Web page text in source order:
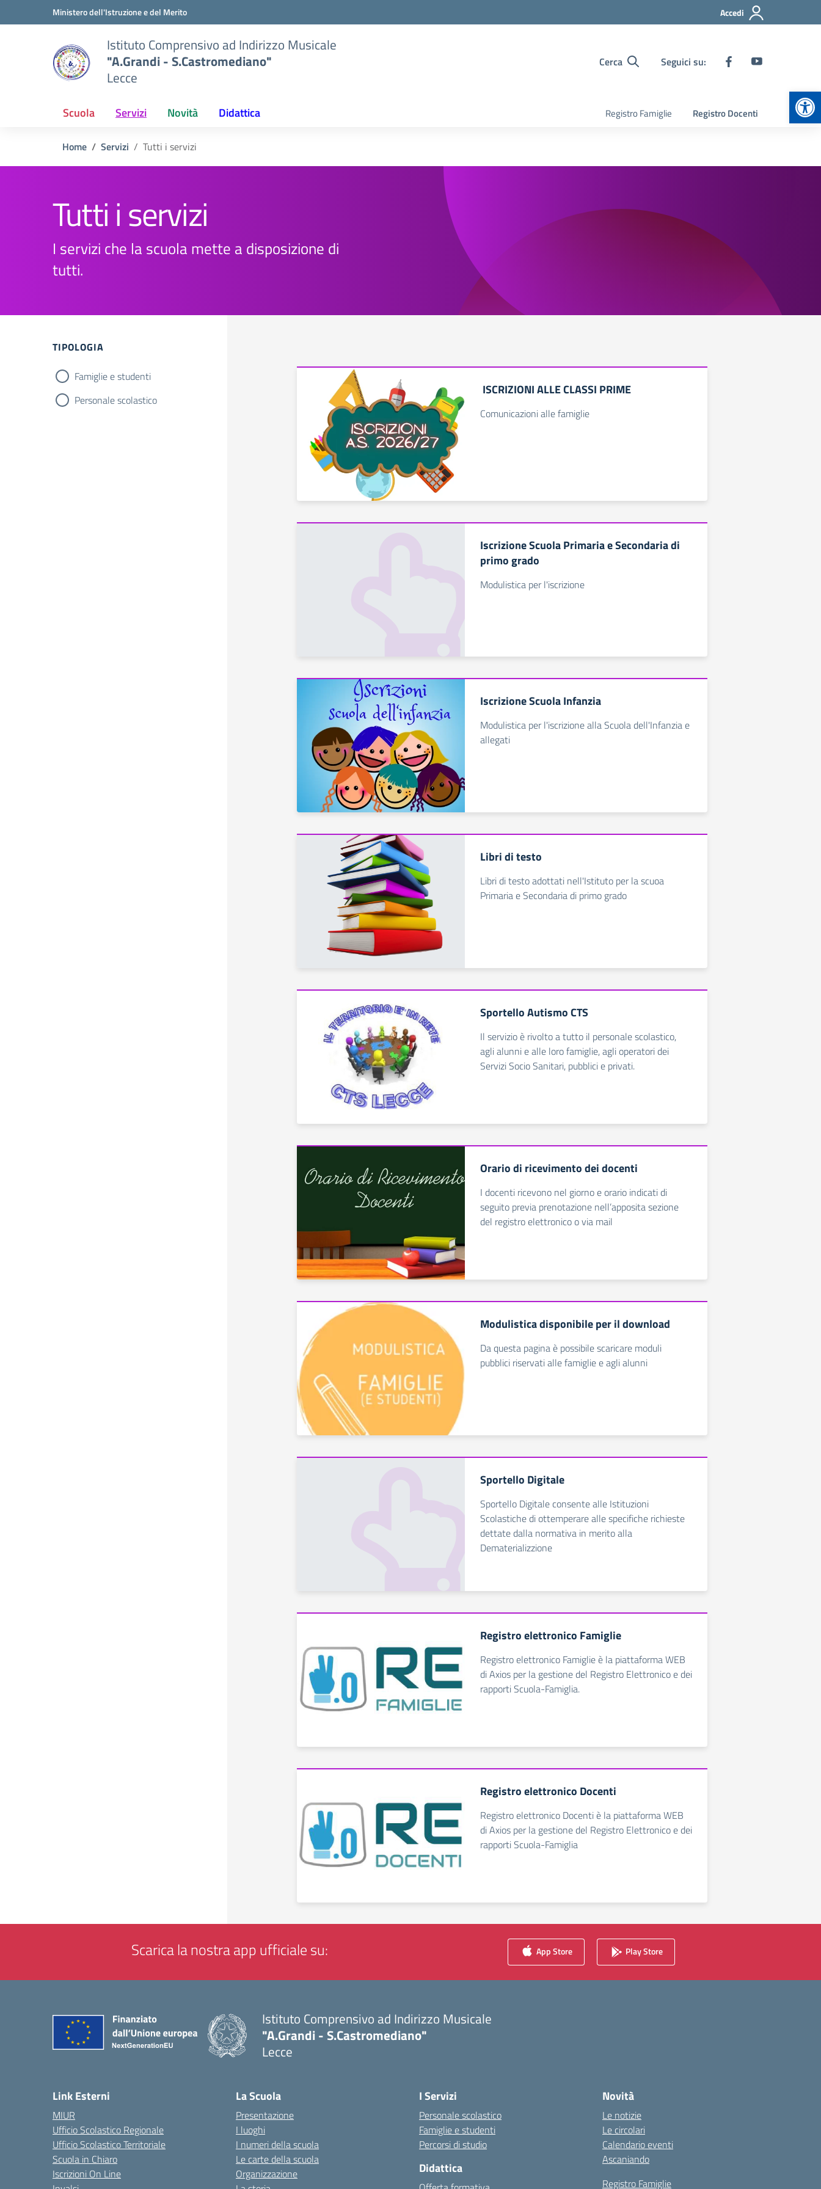
Vai ai contenuti
Vai al menu di navigazioneMinistero dell'Istruzione e del Merito Accedi
Istituto Comprensivo ad Indirizzo Musicale
"A.Grandi - S.Castromediano"
Lecce
Cerca Seguici su:
Scuola Servizi Novità Didattica Registro Famiglie Registro Docenti
Home Servizi Tutti i servizi
Tutti i servizi
I servizi che la scuola mette a disposizione di
tutti.
Filtri
TIPOLOGIA
Famiglie e studenti
Personale scolastico
ISCRIZIONI ALLE CLASSI PRIME
Comunicazioni alle famiglie
Iscrizione Scuola Primaria e Secondaria di
primo grado
Modulistica per l'iscrizione
Iscrizione Scuola Infanzia
Modulistica per l'iscrizione alla Scuola dell'Infanzia e
allegati
Libri di testo
Libri di testo adottati nell'Istituto per la scuoa
Primaria e Secondaria di primo grado
Sportello Autismo CTS
Il servizio è rivolto a tutto il personale scolastico,
agli alunni e alle loro famiglie, agli operatori dei
Servizi Socio Sanitari, pubblici e privati.
Orario di ricevimento dei docenti
I docenti ricevono nel giorno e orario indicati di
seguito previa prenotazione nell’apposita sezione
del registro elettronico o via mail
Modulistica disponibile per il download
Da questa pagina è possibile scaricare moduli
pubblici riservati alle famiglie e agli alunni
Sportello Digitale
Sportello Digitale consente alle Istituzioni
Scolastiche di ottemperare alle specifiche richieste
dettate dalla normativa in merito alla
Dematerializzione
Registro elettronico Famiglie
Registro elettronico Famiglie è la piattaforma WEB
di Axios per la gestione del Registro Elettronico e dei
rapporti Scuola-Famiglia.
Registro elettronico Docenti
Registro elettronico Docenti è la piattaforma WEB
di Axios per la gestione del Registro Elettronico e dei
rapporti Scuola-Famiglia
Scarica la nostra app ufficiale su: App Store Play Store
Istituto Comprensivo ad Indirizzo Musicale
"A.Grandi - S.Castromediano"
Lecce
Link Esterni
MIUR
Ufficio Scolastico Regionale
Ufficio Scolastico Territoriale
Scuola in Chiaro
Iscrizioni On Line
La Scuola
Presentazione
I luoghi
I numeri della scuola
Le carte della scuola
Organizzazione
I Servizi
Personale scolastico
Famiglie e studenti
Percorsi di studio
Didattica
Novità
Le notizie
Le circolari
Calendario eventi
Ascaniando
Registro Famiglie